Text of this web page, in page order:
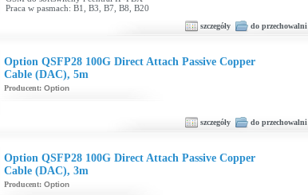
Praca w pasmach: B1, B3, B7, B8, B20
szczegóły do przechowalni
Option QSFP28 100G Direct Attach Passive Copper
Cable (DAC), 5m
Producent: Option
szczegóły do przechowalni
Option QSFP28 100G Direct Attach Passive Copper
Cable (DAC), 3m
Producent: Option